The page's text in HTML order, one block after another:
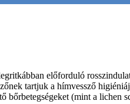
előforduló
tartjuk a hímvessző
(mint a lichen